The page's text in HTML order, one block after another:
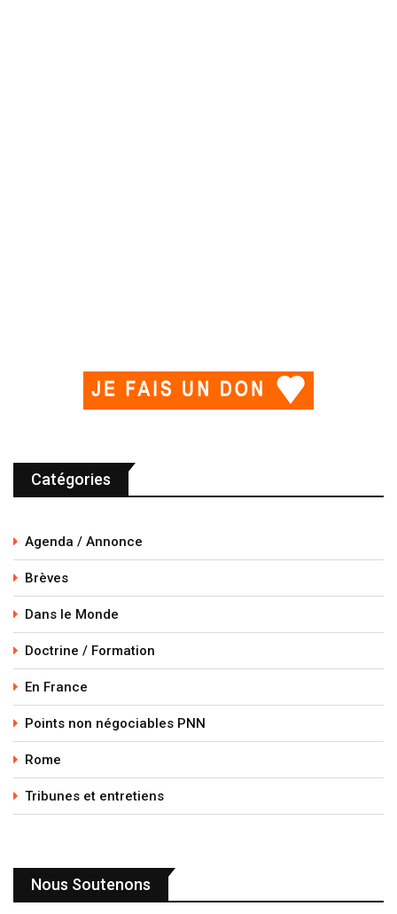
Catégories
Agenda / Annonce
Brèves
Dans le Monde
Doctrine / Formation
En France
Points non négociables PNN
Rome
Tribunes et entretiens
Nous Soutenons